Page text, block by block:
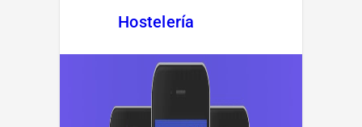
Hostelería